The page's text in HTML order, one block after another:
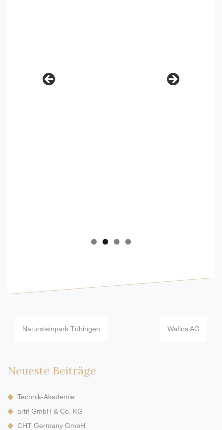
Beitragsnavigation
Natursteinpark Tübingen Wafios AG
Neueste Beiträge
Technik-Akademie
artif GmbH & Co. KG
CHT Germany GmbH